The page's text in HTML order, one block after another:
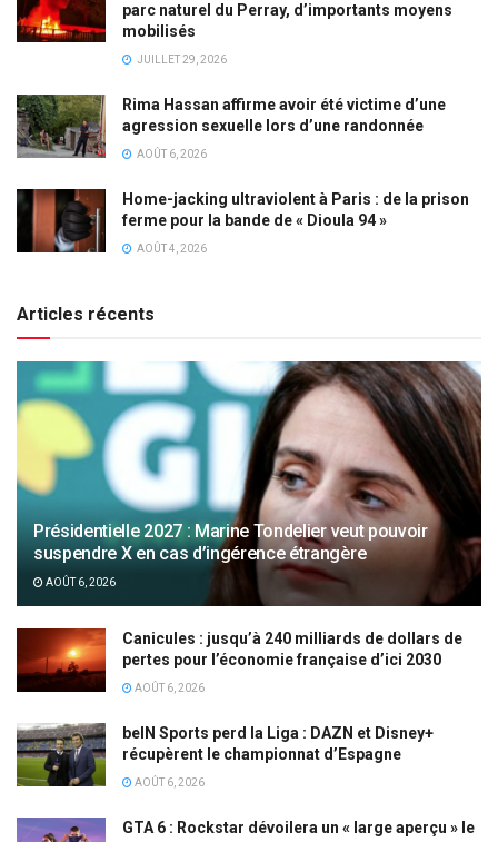
parc naturel du Perray, d’importants moyens
mobilisés
JUILLET 29, 2026
Rima Hassan affirme avoir été victime d’une
agression sexuelle lors d’une randonnée
AOÛT 6, 2026
Home-jacking ultraviolent à Paris : de la prison
ferme pour la bande de « Dioula 94 »
AOÛT 4, 2026
Articles récents
Présidentielle 2027 : Marine Tondelier veut pouvoir
suspendre X en cas d’ingérence étrangère
AOÛT 6, 2026
Canicules : jusqu’à 240 milliards de dollars de
pertes pour l’économie française d’ici 2030
AOÛT 6, 2026
beIN Sports perd la Liga : DAZN et Disney+
récupèrent le championnat d’Espagne
AOÛT 6, 2026
GTA 6 : Rockstar dévoilera un « large aperçu » le